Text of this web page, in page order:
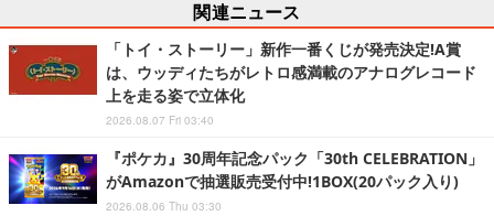
関連ニュース
「トイ・ストーリー」新作一番くじが発売決定!A賞
は、ウッディたちがレトロ感満載のアナログレコード
上を走る姿で立体化
2026.08.07 Fri 03:40
『ポケカ』30周年記念パック「30th CELEBRATION」
がAmazonで抽選販売受付中!1BOX(20パック入り)
2026.08.06 Thu 03:30